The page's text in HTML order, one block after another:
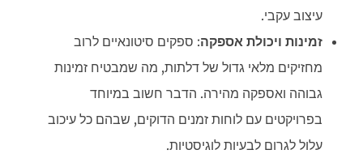
עיצוב עקבי.
זמינות ויכולת אספקה: ספקים סיטונאיים לרוב
מחזיקים מלאי גדול של דלתות, מה שמבטיח זמינות
גבוהה ואספקה מהירה. הדבר חשוב במיוחד
בפרויקטים עם לוחות זמנים הדוקים, שבהם כל עיכוב
עלול לגרום לבעיות לוגיסטיות.